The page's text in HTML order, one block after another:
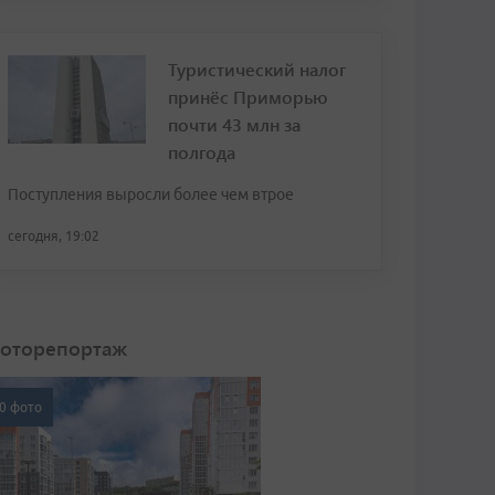
Туристический налог
принёс Приморью
почти 43 млн за
полгода
Поступления выросли более чем втрое
сегодня, 19:02
фото